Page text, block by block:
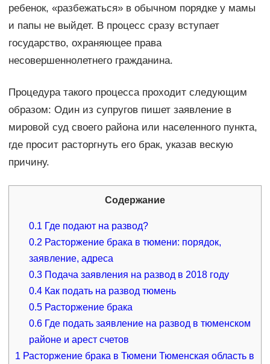
ребенок, «разбежаться» в обычном порядке у мамы
и папы не выйдет. В процесс сразу вступает
государство, охраняющее права
несовершеннолетнего гражданина.
Процедура такого процесса проходит следующим
образом: Один из супругов пишет заявление в
мировой суд своего района или населенного пункта,
где просит расторгнуть его брак, указав вескую
причину.
Содержание
0.1 Где подают на развод?
0.2 Расторжение брака в тюмени: порядок,
заявление, адреса
0.3 Подача заявления на развод в 2018 году
0.4 Как подать на развод тюмень
0.5 Расторжение брака
0.6 Где подать заявление на развод в тюменском
районе и арест счетов
1 Расторжение брака в Тюмени Тюменская область в